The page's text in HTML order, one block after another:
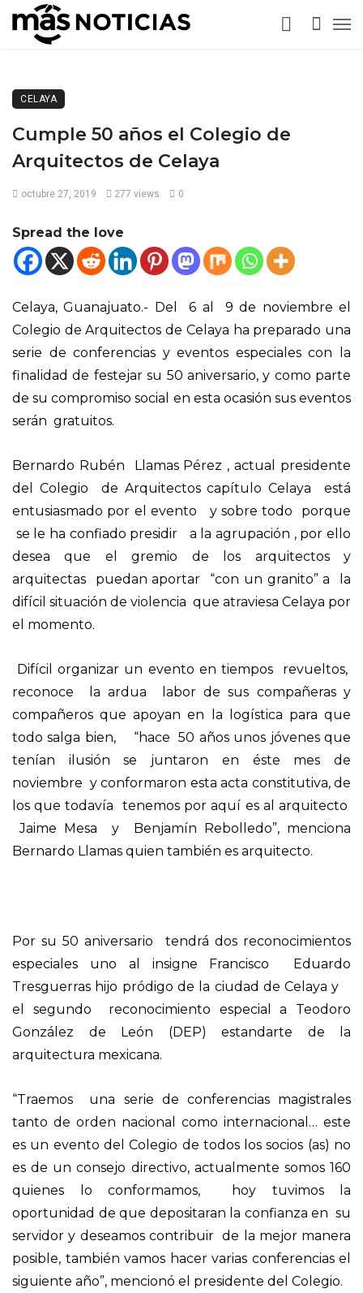
CELAYA
Cumple 50 años el Colegio de
Arquitectos de Celaya
octubre 27, 2019 277 views 0
Spread the love
Celaya, Guanajuato.- Del 6 al 9 de noviembre el
Colegio de Arquitectos de Celaya ha preparado una
serie de conferencias y eventos especiales con la
finalidad de festejar su 50 aniversario, y como parte
de su compromiso social en esta ocasión sus eventos
serán gratuitos.
Bernardo Rubén Llamas Pérez , actual presidente
del Colegio de Arquitectos capítulo Celaya está
entusiasmado por el evento y sobre todo porque
se le ha confiado presidir a la agrupación , por ello
desea que el gremio de los arquitectos y
arquitectas puedan aportar “con un granito” a la
difícil situación de violencia que atraviesa Celaya por
el momento.
Difícil organizar un evento en tiempos revueltos,
reconoce la ardua labor de sus compañeras y
compañeros que apoyan en la logística para que
todo salga bien, “hace 50 años unos jóvenes que
tenían ilusión se juntaron en éste mes de
noviembre y conformaron esta acta constitutiva, de
los que todavía tenemos por aquí es al arquitecto
Jaime Mesa y Benjamín Rebolledo”, menciona
Bernardo Llamas quien también es arquitecto.
Por su 50 aniversario tendrá dos reconocimientos
especiales uno al insigne Francisco Eduardo
Tresguerras hijo pródigo de la ciudad de Celaya y
el segundo reconocimiento especial a Teodoro
González de León (DEP) estandarte de la
arquitectura mexicana.
“Traemos una serie de conferencias magistrales
tanto de orden nacional como internacional… este
es un evento del Colegio de todos los socios (as) no
es de un consejo directivo, actualmente somos 160
quienes lo conformamos, hoy tuvimos la
oportunidad de que depositaran la confianza en su
servidor y deseamos contribuir de la mejor manera
posible, también vamos hacer varias conferencias el
siguiente año”, mencionó el presidente del Colegio.